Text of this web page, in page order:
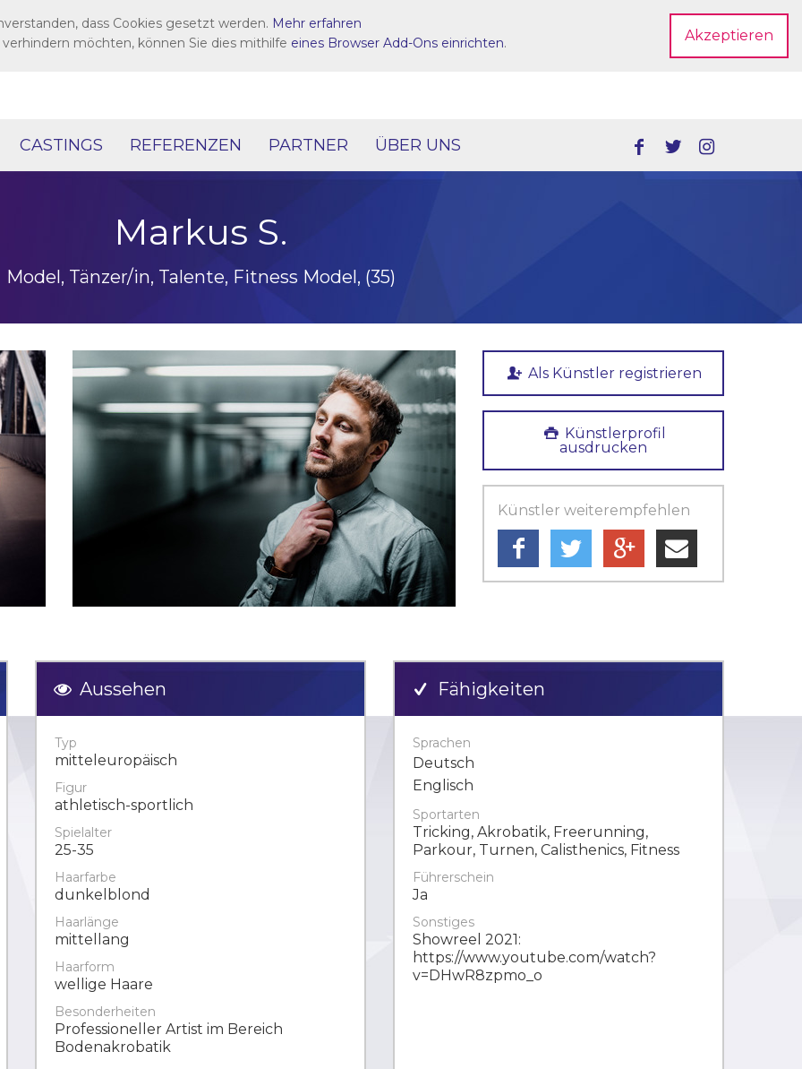
Dein Account
CASTINGS REFERENZEN PARTNER ÜBER UNS
Markus S.
Model, Tänzer/in, Talente, Fitness Model, (35)
Als Künstler registrieren
Künstlerprofil
ausdrucken
Künstler weiterempfehlen
Aussehen
Typ
mitteleuropäisch
Figur
athletisch-sportlich
Spielalter
25-35
Haarfarbe
dunkelblond
Haarlänge
mittellang
Haarform
wellige Haare
Besonderheiten
Professioneller Artist im Bereich
Bodenakrobatik
Fähigkeiten
Sprachen
Deutsch
Englisch
Sportarten
Tricking, Akrobatik, Freerunning,
Parkour, Turnen, Calisthenics, Fitness
Führerschein
Ja
Sonstiges
Showreel 2021:
https://www.youtube.com/watch?
v=DHwR8zpmo_o
Akzeptieren
dass Cookies gesetzt werden. Mehr erfahren
möchten, können Sie dies mithilfe eines Browser Add-Ons einrichten.